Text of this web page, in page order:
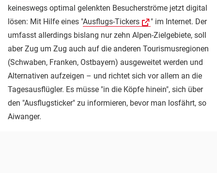
keineswegs optimal gelenkten Besucherströme jetzt digital
lösen: Mit Hilfe eines "Ausflugs-Tickers
" im Internet. Der
umfasst allerdings bislang nur zehn Alpen-Zielgebiete, soll
aber Zug um Zug auch auf die anderen Tourismusregionen
(Schwaben, Franken, Ostbayern) ausgeweitet werden und
Alternativen aufzeigen – und richtet sich vor allem an die
Tagesausflügler. Es müsse "in die Köpfe hinein", sich über
den "Ausflugsticker" zu informieren, bevor man losfährt, so
Aiwanger.